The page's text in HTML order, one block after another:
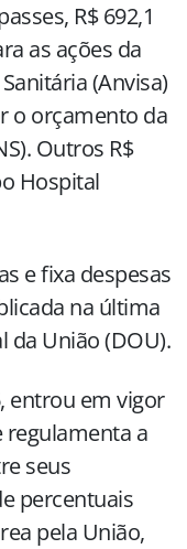
R$ 692,1
as ações da
(Anvisa)
o orçamento da
Outros R$
Hospital
e fixa despesas
na última
da União (DOU).
entrou em vigor
regulamenta a
seus
percentuais
pela União,